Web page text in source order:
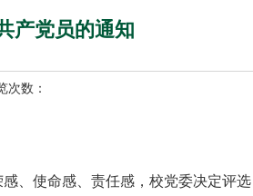
产党员的通知
数：
、使命感、责任感，校党委决定评选